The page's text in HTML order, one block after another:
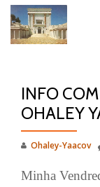
Aller
INFO
OHALEY
Ohaley-Yaacov
Minha